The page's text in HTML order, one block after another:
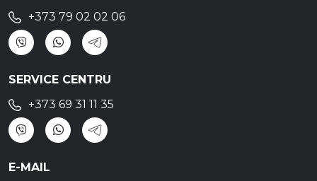
+373 79 02 02 06
SERVICE CENTRU
+373 69 31 11 35
E-MAIL